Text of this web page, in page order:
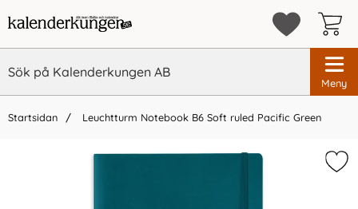
Meny
Startsidan Leuchtturm Notebook B6 Soft ruled Pacific Green
Vi rekommenderar